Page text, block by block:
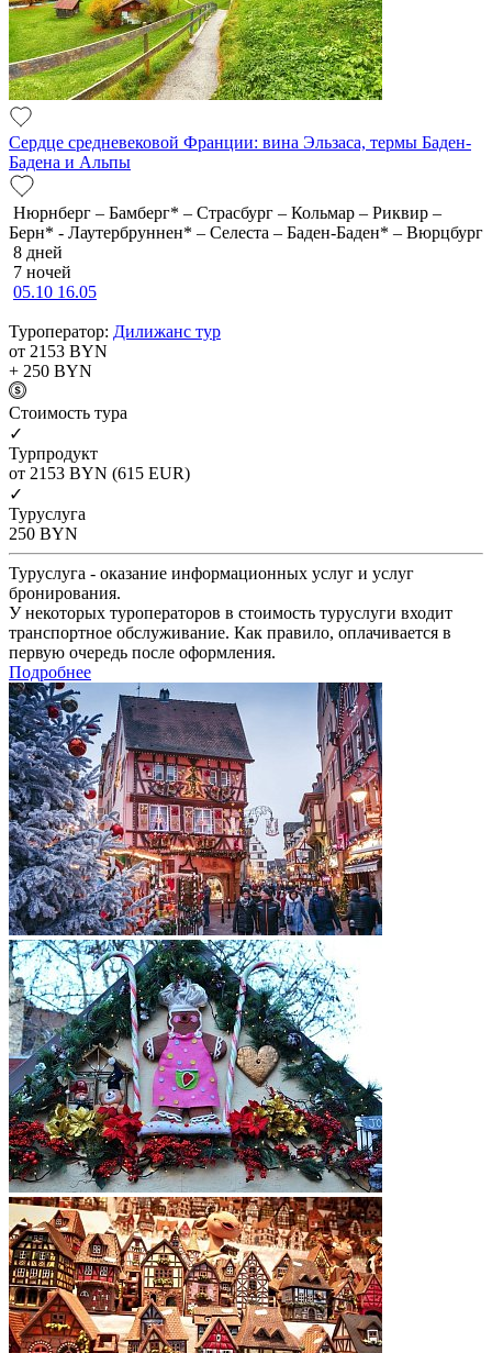
Сердце средневековой Франции: вина Эльзаса, термы Баден-
Бадена и Альпы
Нюрнберг – Бамберг* – Страсбург – Кольмар – Риквир –
Берн* - Лаутербруннен* – Селеста – Баден-Баден* – Вюрцбург
8 дней
7 ночей
05.10 16.05
Туроператор: Дилижанс тур
от 2153 BYN
+ 250 BYN
Cтоимость тура
✓
Турпродукт
от 2153 BYN (615 EUR)
✓
Туруслуга
250 BYN
Туруслуга - оказание информационных услуг и услуг
бронирования.
У некоторых туроператоров в стоимость туруслуги входит
транспортное обслуживание. Как правило, оплачивается в
первую очередь после оформления.
Подробнее